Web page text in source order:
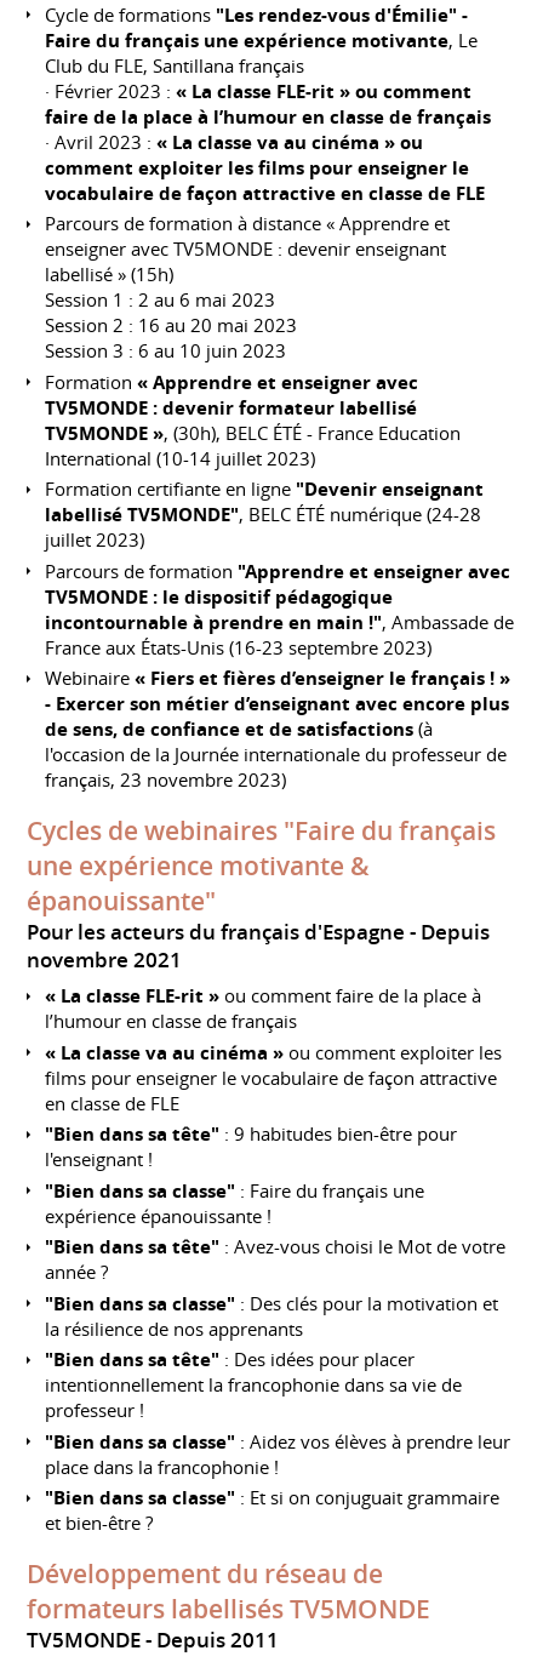
Cycle de formations "Les rendez-vous d'Émilie" -
Faire du français une expérience motivante, Le
Club du FLE, Santillana français
· Février 2023 :« La classe FLE-rit » ou comment
faire de la place à l’humour en classe de français
· Avril 2023 :« La classe va au cinéma » ou
comment exploiter les films pour enseigner le
vocabulaire de façon attractive en classe de FLE
Parcours de formation à distance « Apprendre et
enseigner avec TV5MONDE : devenir enseignant
labellisé » (15h)
Session 1 : 2 au 6 mai 2023
Session 2 : 16 au 20 mai 2023
Session 3 : 6 au 10 juin 2023
Formation« Apprendre et enseigner avec
TV5MONDE : devenir formateur labellisé
TV5MONDE », (30h), BELC ÉTÉ - France Education
International (10-14 juillet 2023)
Formation certifiante en ligne "Devenir enseignant
labellisé TV5MONDE", BELC ÉTÉ numérique (24-28
juillet 2023)
Parcours de formation "Apprendre et enseigner avec
TV5MONDE : le dispositif pédagogique
incontournable à prendre en main !", Ambassade de
France aux États-Unis (16-23 septembre 2023)
Webinaire« Fiers et fières d’enseigner le français ! »
- Exercer son métier d’enseignant avec encore plus
de sens, de confiance et de satisfactions (à
l'occasion de la Journée internationale du professeur de
français, 23 novembre 2023)
Cycles de webinaires "Faire du français
une expérience motivante &
épanouissante"
Pour les acteurs du français d'Espagne
Depuis
novembre 2021
« La classe FLE-rit » ou comment faire de la place à
l’humour en classe de français
« La classe va au cinéma » ou comment exploiter les
films pour enseigner le vocabulaire de façon attractive
en classe de FLE
"Bien dans sa tête" : 9 habitudes bien-être pour
l'enseignant !
"Bien dans sa classe" : Faire du français une
expérience épanouissante !
"Bien dans sa tête" : Avez-vous choisi le Mot de votre
année ?
"Bien dans sa classe" : Des clés pour la motivation et
la résilience de nos apprenants
"Bien dans sa tête" : Des idées pour placer
intentionnellement la francophonie dans sa vie de
professeur !
"Bien dans sa classe" : Aidez vos élèves à prendre leur
place dans la francophonie !
"Bien dans sa classe" : Et si on conjuguait grammaire
et bien-être ?
Développement du réseau de
formateurs labellisés TV5MONDE
TV5MONDE Depuis 2011